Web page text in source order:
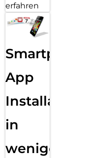
verdeckten Öffnungen
erst recht keine Blasen
erfahren
Smartphone
App
Installation
in
wenigen